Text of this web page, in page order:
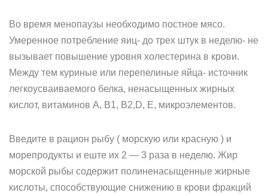
Во время менопаузы необходимо постное мясо.
Умеренное потребление яиц- до трех штук в неделю- не
вызывает повышение уровня холестерина в крови.
Между тем куриные или перепелиные яйца- источник
легкоусваиваемого белка, ненасыщенных жирных
кислот, витаминов А, В1, В2,D, Е, микроэлементов.
Введите в рацион рыбу ( морскую или красную ) и
морепродукты и еште их 2 — 3 раза в неделю. Жир
морской рыбы содержит полиненасыщенные жирные
кислоты, способствующие снижению в крови фракций